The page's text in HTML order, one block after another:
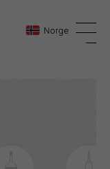
Norge